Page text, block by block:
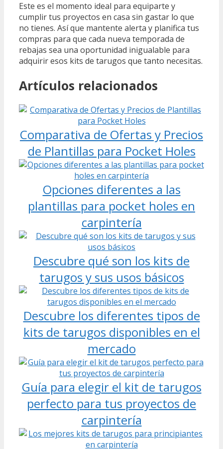
Este es el momento ideal para equiparte y
cumplir tus proyectos en casa sin gastar lo que
no tienes. Así que mantente alerta y planifica tus
compras para que cada nueva temporada de
rebajas sea una oportunidad inigualable para
adquirir esos kits de tarugos que tanto necesitas.
Artículos relacionados
Comparativa de Ofertas y Precios
de Plantillas para Pocket Holes
Opciones diferentes a las
plantillas para pocket holes en
carpintería
Descubre qué son los kits de
tarugos y sus usos básicos
Descubre los diferentes tipos de
kits de tarugos disponibles en el
mercado
Guía para elegir el kit de tarugos
perfecto para tus proyectos de
carpintería